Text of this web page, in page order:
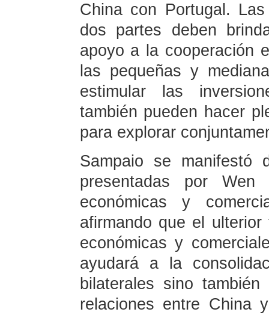
China con Portugal.
dos partes deben
apoyo a la cooperación
las pequeñas y
estimular las
también pueden hacer
para explorar
Sampaio se manifestó
presentadas por Wen
económicas y
afirmando que el
económicas y
ayudará a la
bilaterales sino
relaciones entre China